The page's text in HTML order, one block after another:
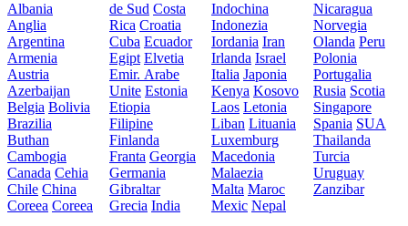
Albania
Anglia
Argentina
Armenia
Austria
Azerbaijan
Belgia Bolivia
Brazilia
Buthan
Cambogia
Canada Cehia
Chile China
Coreea Coreea
de Sud Costa
Rica Croatia
Cuba Ecuador
Egipt Elvetia
Emir. Arabe
Unite Estonia
Etiopia
Filipine
Finlanda
Franta Georgia
Germania
Gibraltar
Grecia India
Indochina
Indonezia
Iordania Iran
Irlanda Israel
Italia Japonia
Kenya Kosovo
Laos Letonia
Liban Lituania
Luxemburg
Macedonia
Malaezia
Malta Maroc
Mexic Nepal
Nicaragua
Norvegia
Olanda Peru
Polonia
Portugalia
Rusia Scotia
Singapore
Spania SUA
Thailanda
Turcia
Uruguay
Zanzibar